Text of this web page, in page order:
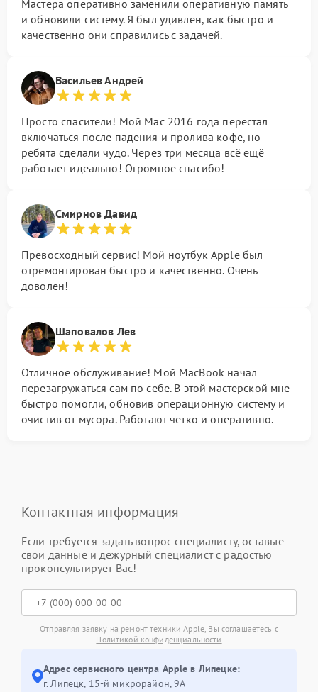
Мастера оперативно заменили оперативную память
и обновили систему. Я был удивлен, как быстро и
качественно они справились с задачей.
Васильев Андрей
Просто спасители! Мой Mac 2016 года перестал
включаться после падения и пролива кофе, но
ребята сделали чудо. Через три месяца всё ещё
работает идеально! Огромное спасибо!
Смирнов Давид
Превосходный сервис! Мой ноутбук Apple был
отремонтирован быстро и качественно. Очень
доволен!
Шаповалов Лев
Отличное обслуживание! Мой MacBook начал
перезагружаться сам по себе. В этой мастерской мне
быстро помогли, обновив операционную систему и
очистив от мусора. Работают четко и оперативно.
Контактная информация
Если требуется задать вопрос специалисту, оставьте
свои данные и дежурный специалист с радостью
проконсультирует Вас!
Отправляя заявку на ремонт техники Apple, Вы соглашаетесь с
Политикой конфиденциальности
Адрес сервисного центра Apple в Липецке:
г. Липецк, 15-й микрорайон, 9А